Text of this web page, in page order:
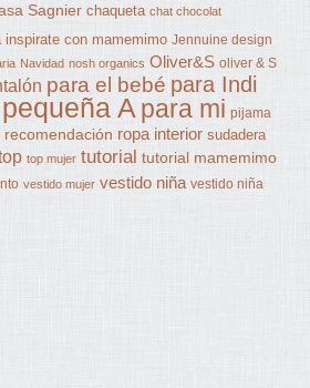
Sagnier chaqueta chat chocolat
inspirate con mamemimo Jennuine design
Navidad nosh organics Oliver&S oliver & S
para el bebé para Indi
A para mi pijama
recomendación ropa interior sudadera
top mujer tutorial tutorial mamemimo
vestido mujer vestido niña vestido niña